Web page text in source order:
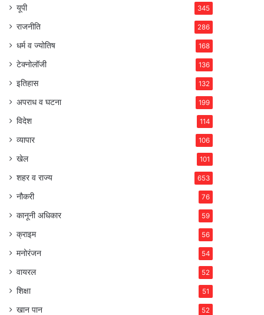
यूपी 345
राजनीति 286
धर्म व ज्योतिष 168
टेक्नोलॉजी 136
इतिहास 132
अपराध व घटना 199
विदेश 114
व्यापार 106
खेल 101
शहर व राज्य 653
नौकरी 76
कानूनी अधिकार 59
क्राइम 56
मनोरंजन 54
वायरल 52
शिक्षा 51
खान पान 52